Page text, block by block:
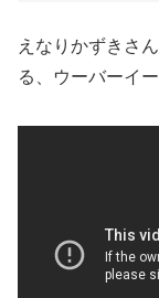
えなりかずきさ
る、ウーバーイ